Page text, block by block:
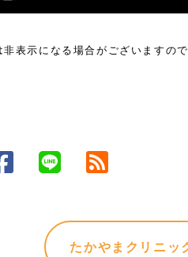
表示になる場合がございますので
たかやまクリニッ